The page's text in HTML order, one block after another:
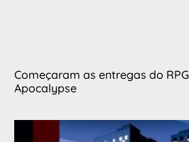
Começaram as entregas do
Apocalypse